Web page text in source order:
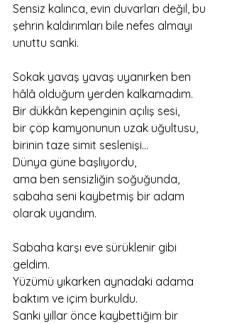
Sensiz kalınca, evin duvarları değil, bu
şehrin kaldırımları bile nefes almayı
unuttu sanki.
Sokak yavaş yavaş uyanırken ben
hâlâ olduğum yerden kalkamadım.
Bir dükkân kepenginin açılış sesi,
bir çöp kamyonunun uzak uğultusu,
birinin taze simit seslenişi…
Dünya güne başlıyordu,
ama ben sensizliğin soğuğunda,
sabaha seni kaybetmiş bir adam
olarak uyandım.
Sabaha karşı eve sürüklenir gibi
geldim.
Yüzümü yıkarken aynadaki adama
baktım ve içim burkuldu.
Sanki yıllar önce kaybettiğim bir